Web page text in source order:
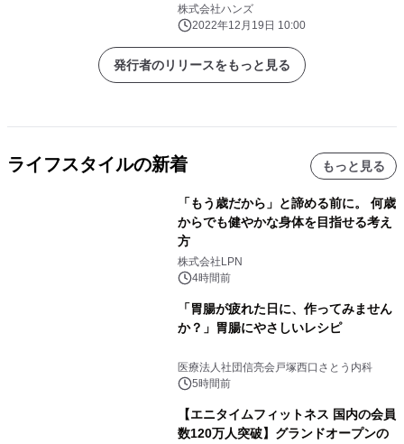
日(水)オープン！
株式会社ハンズ
2022年12月19日 10:00
発行者のリリースをもっと見る
ライフスタイルの新着 もっと見る
「もう歳だから」と諦める前に。 何歳
からでも健やかな身体を目指せる考え
方
株式会社LPN
4時間前
「胃腸が疲れた日に、作ってみません
か？」胃腸にやさしいレシピ
医療法人社団信亮会戸塚西口さとう内科
5時間前
【エニタイムフィットネス 国内の会員
数120万人突破】グランドオープンの